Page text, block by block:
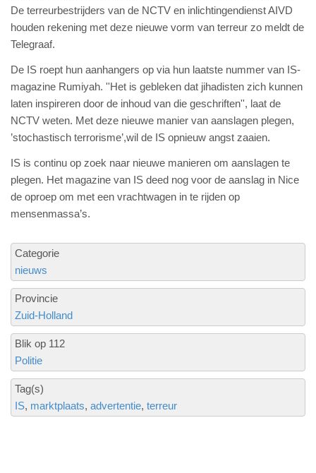
De terreurbestrijders van de NCTV en inlichtingendienst AIVD
houden rekening met deze nieuwe vorm van terreur zo meldt de
Telegraaf.
De IS roept hun aanhangers op via hun laatste nummer van IS-
magazine Rumiyah. ''Het is gebleken dat jihadisten zich kunnen
laten inspireren door de inhoud van die geschriften'', laat de
NCTV weten. Met deze nieuwe manier van aanslagen plegen,
’stochastisch terrorisme’,wil de IS opnieuw angst zaaien.
IS is continu op zoek naar nieuwe manieren om aanslagen te
plegen. Het magazine van IS deed nog voor de aanslag in Nice
de oproep om met een vrachtwagen in te rijden op
mensenmassa’s.
Categorie
nieuws
Provincie
Zuid-Holland
Blik op 112
Politie
Tag(s)
IS marktplaats advertentie terreur